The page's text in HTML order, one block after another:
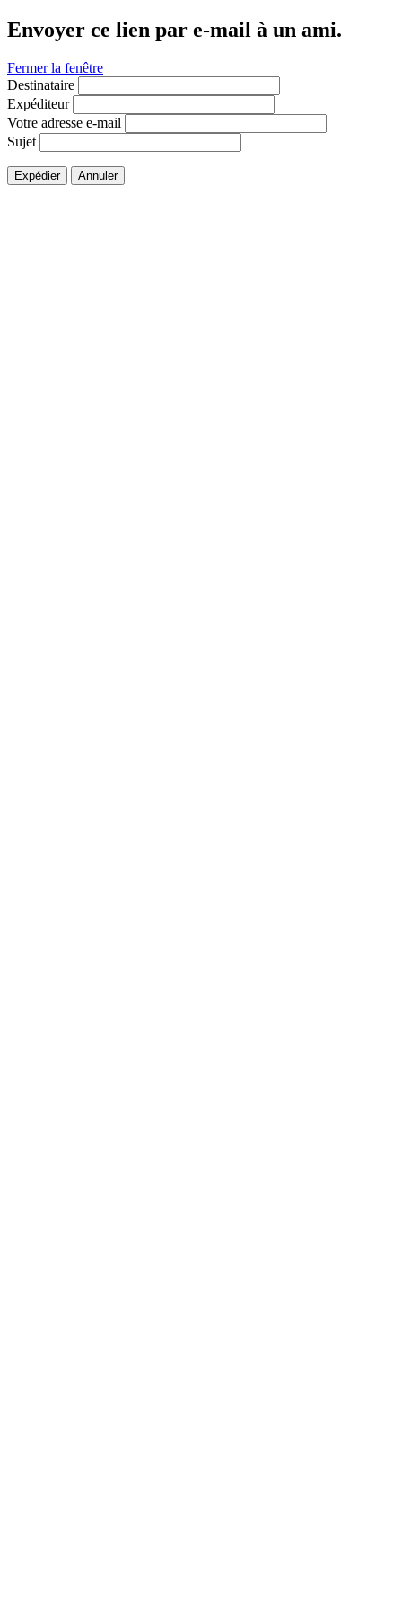
Envoyer ce lien par e-mail à un ami.
Fermer la fenêtre
Destinataire
Expéditeur
Votre adresse e-mail
Sujet
Expédier Annuler